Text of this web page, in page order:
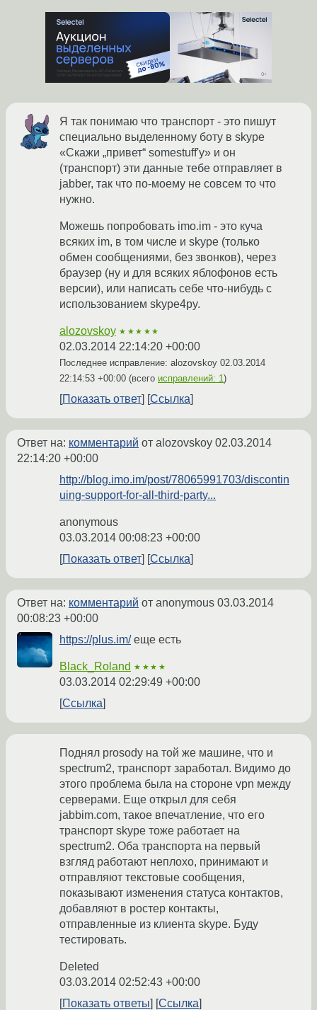
Я так понимаю что транспорт - это пишут
специально выделенному боту в skype
«Скажи „привет“ somestuff'у» и он
(транспорт) эти данные тебе отправляет в
jabber, так что по-моему не совсем то что
нужно.
Можешь попробовать imo.im - это куча
всяких im, в том числе и skype (только
обмен сообщениями, без звонков), через
браузер (ну и для всяких яблофонов есть
версии), или написать себе что-нибудь с
использованием skype4py.
alozovskoy ★★★★★
02.03.2014 22:14:20 +00:00
Последнее исправление: alozovskoy 02.03.2014
22:14:53 +00:00 (всего исправлений: 1)
Показать ответ Ссылка
Ответ на: комментарий от alozovskoy 02.03.2014
22:14:20 +00:00
http://blog.imo.im/post/78065991703/discontin
uing-support-for-all-third-party...
anonymous
03.03.2014 00:08:23 +00:00
Показать ответ
Ссылка
Ответ на: комментарий от anonymous 03.03.2014
00:08:23 +00:00
https://plus.im/еще есть
Black_Roland ★★★★
03.03.2014 02:29:49 +00:00
Ссылка
Поднял prosody на той же машине, что и
spectrum2, транспорт заработал. Видимо до
этого проблема была на стороне vpn между
серверами. Еще открыл для себя
jabbim.com, такое впечатление, что его
транспорт skype тоже работает на
spectrum2. Оба транспорта на первый
взгляд работают неплохо, принимают и
отправляют текстовые сообщения,
показывают изменения статуса контактов,
добавляют в ростер контакты,
отправленные из клиента skype. Буду
тестировать.
Deleted
03.03.2014 02:52:43 +00:00
Показать ответы
Ссылка